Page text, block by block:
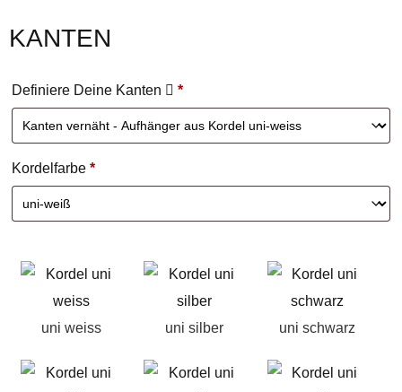
KANTEN
Definiere Deine Kanten *
Kordelfarbe *
uni weiss uni silber uni schwarz